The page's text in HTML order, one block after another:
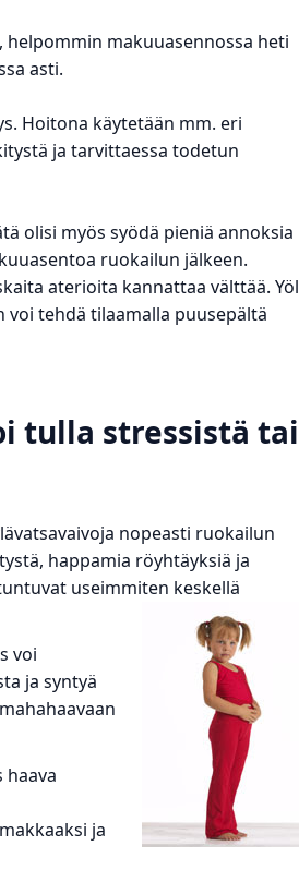
makuuasennossa heti
asti.
Hoitona käytetään mm. eri
ja tarvittaessa todetun
olisi myös syödä pieniä annoksia
ruokailun jälkeen.
aterioita kannattaa välttää.
voi tehdä tilaamalla puusepältä
tulla stressistä tai
nopeasti ruokailun
happamia röyhtäyksiä ja
useimmiten keskellä
voi
ja syntyä
haava
ja